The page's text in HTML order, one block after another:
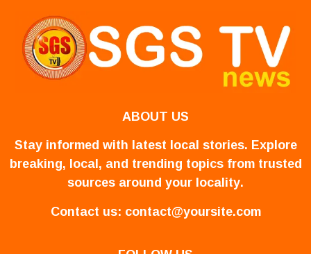
ABOUT US
Stay informed with latest local stories. Explore
breaking, local, and trending topics from trusted
sources around your locality.
Contact us: contact@yoursite.com